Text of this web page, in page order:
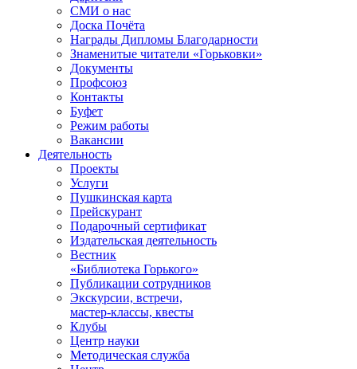
СМИ о нас
Доска Почёта
Награды Дипломы Благодарности
Знаменитые читатели «Горьковки»
Документы
Профсоюз
Контакты
Буфет
Режим работы
Вакансии
Деятельность
Проекты
Услуги
Пушкинская карта
Прейскурант
Подарочный сертификат
Издательская деятельность
Вестник
«Библиотека Горького»
Публикации сотрудников
Экскурсии, встречи,
мастер-классы, квесты
Клубы
Центр науки
Методическая служба